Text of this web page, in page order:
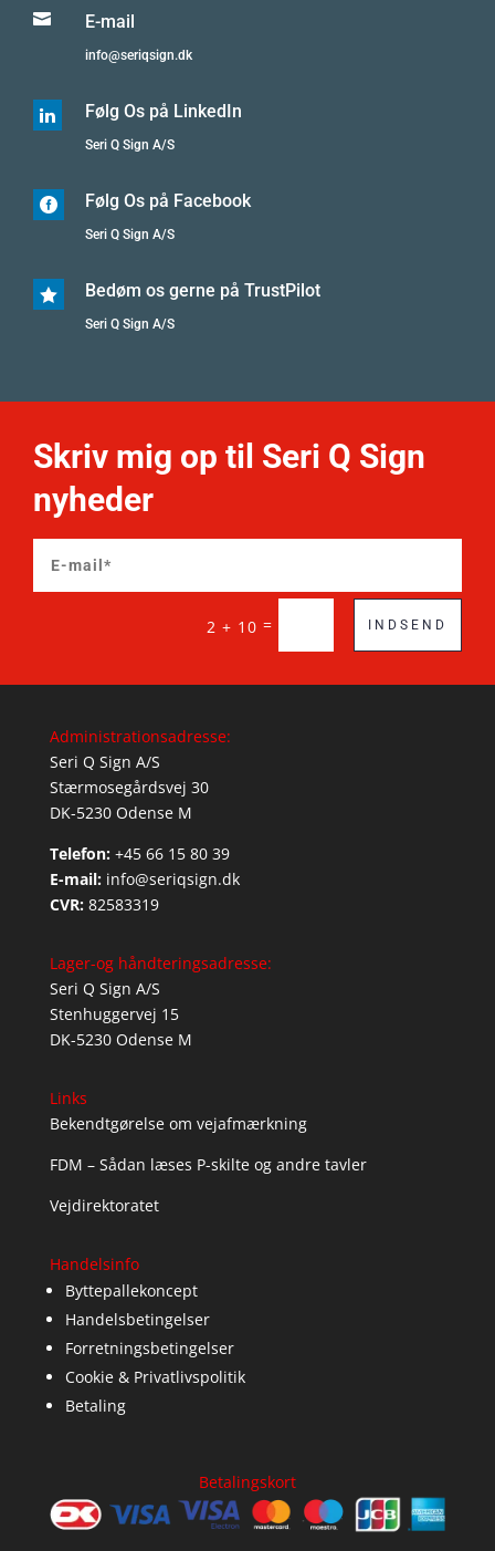
 E-mail
info@seriqsign.dk
 Følg Os på LinkedIn
Seri Q Sign A/S
 Følg Os på Facebook
Seri Q Sign A/S
 Bedøm os gerne på TrustPilot
Seri Q Sign A/S
Skriv mig op til Seri Q Sign
nyheder
2 + 10 = INDSEND
Administrationsadresse:
Seri Q Sign A/S
Stærmosegårdsvej 30
DK-5230 Odense M
Telefon: +45 66 15 80 39
E-mail: info@seriqsign.dk
CVR: 82583319
Lager-og håndteringsadresse:
Seri Q Sign A/S
Stenhuggervej 15
DK-5230 Odense M
Links
Bekendtgørelse om vejafmærkning
FDM – Sådan læses P-skilte og andre tavler
Vejdirektoratet
Handelsinfo
Byttepallekoncept
Handelsbetingelser
Forretningsbetingelser
Cookie & Privatlivspolitik
Betaling
Betalingskort